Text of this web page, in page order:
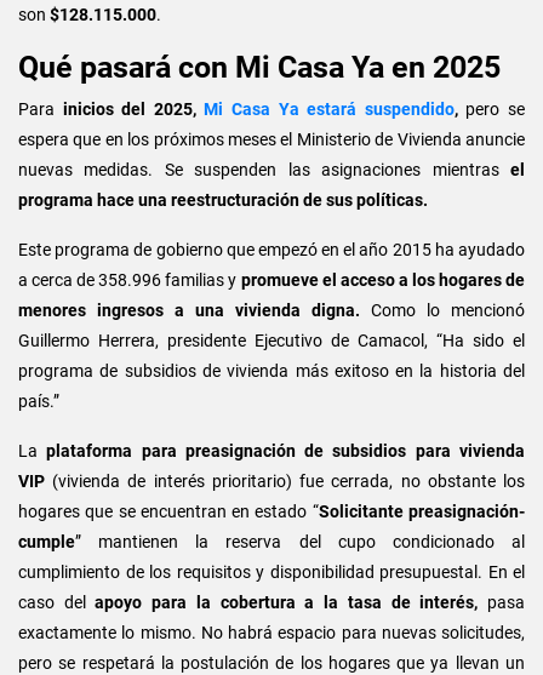
son $128.115.000.
Qué pasará con Mi Casa Ya en 2025
Para inicios del 2025,Mi Casa Ya estará suspendido,pero se
espera que en los próximos meses el Ministerio de Vivienda anuncie
nuevas medidas. Se suspenden las asignaciones mientras el
programa hace una reestructuración de sus políticas.
Este programa de gobierno que empezó en el año 2015 ha ayudado
a cerca de 358.996 familias y promueve el acceso a los hogares de
menores ingresos a una vivienda digna. Como lo mencionó
Guillermo Herrera, presidente Ejecutivo de Camacol, “Ha sido el
programa de subsidios de vivienda más exitoso en la historia del
país.”
Laplataforma para preasignación de subsidios para vivienda
VIP (vivienda de interés prioritario) fue cerrada, no obstante los
hogares que se encuentran en estado “Solicitante preasignación-
cumple” mantienen la reserva del cupo condicionado al
cumplimiento de los requisitos y disponibilidad presupuestal. En el
caso delapoyo para la cobertura a la tasa de interés, pasa
exactamente lo mismo. No habrá espacio para nuevas solicitudes,
pero se respetará la postulación de los hogares que ya llevan un